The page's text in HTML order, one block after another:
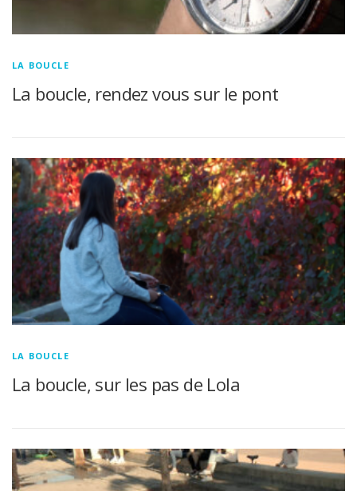
LA BOUCLE
La boucle, rendez vous sur le pont
LA BOUCLE
La boucle, sur les pas de Lola